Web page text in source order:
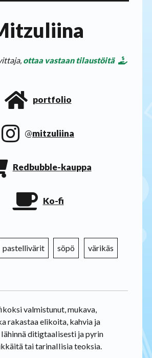
ottaa vastaan tilaustöitä
portfolio
@mitzuliina
Redbubble-kauppa
Ko-fi
pastellivärit söpö värikäs
valmistunut, mukava,
rakastaa elikoita, kahvia ja
ditigtaaIisesti ja pyrin
tai tarinaIIisia teoksia.